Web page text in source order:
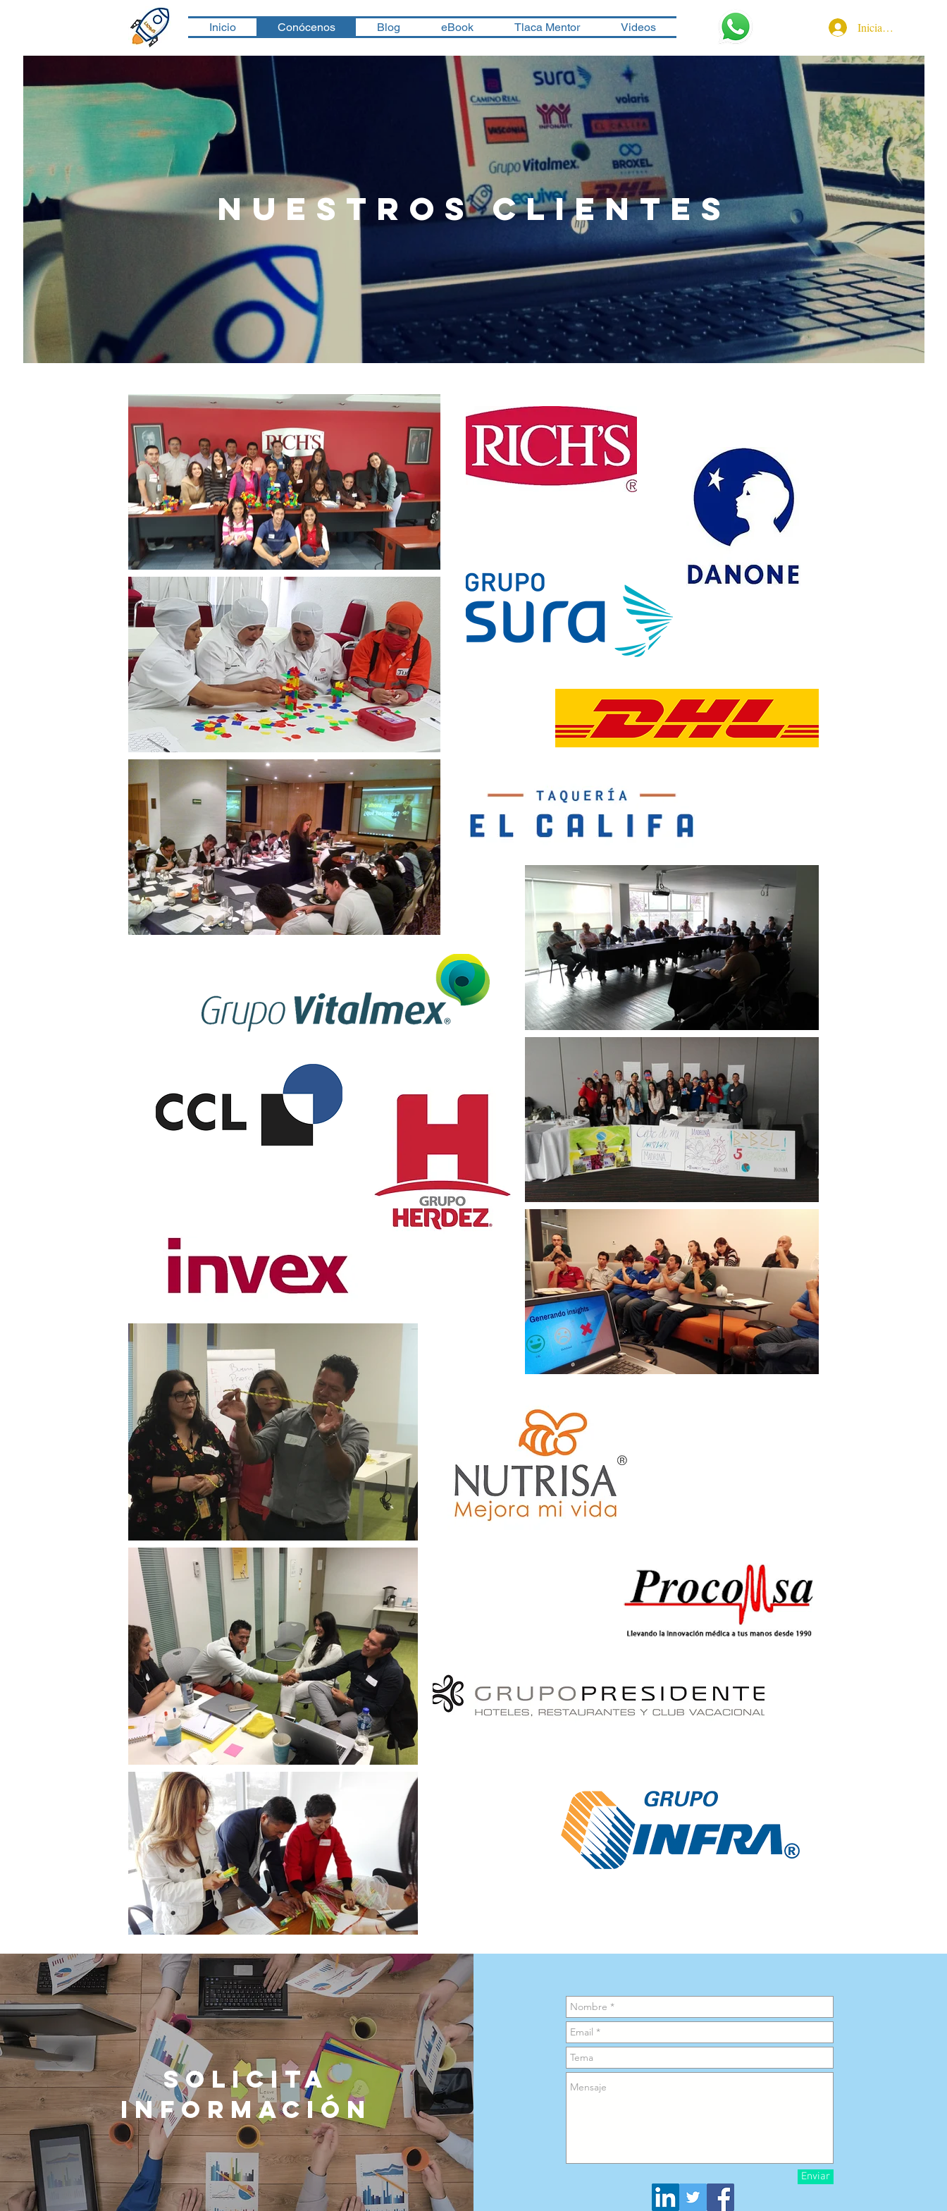
Inicio Conócenos Blog eBook Tlaca Mentor Videos Iniciar sesión
Nuestros CLIENTES
solicita
información
Enviar